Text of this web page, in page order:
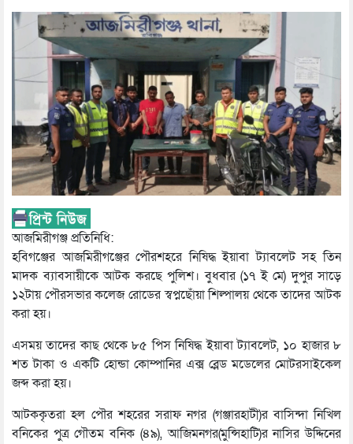
আজমিরীগঞ্জ প্রতিনিধি:
হবিগঞ্জের আজমিরীগঞ্জের পৌরশহরে নিষিদ্ধ ইয়াবা ট্যাবলেট সহ তিন
মাদক ব্যাবসায়ীকে আটক করছে পুলিশ। বুধবার (১৭ ই মে) দুপুর সাড়ে
১২টায় পৌরসভার কলেজ রোডের স্বপ্নছোঁয়া শিল্পালয় থেকে তাদের আটক
করা হয়।
এসময় তাদের কাছ থেকে ৮৫ পিস নিষিদ্ধ ইয়াবা ট্যাবলেট, ১০ হাজার ৮
শত টাকা ও একটি হোন্ডা কোম্পানির এক্স ব্লেড মডেলের মোটরসাইকেল
জব্দ করা হয়।
আটককৃতরা হল পৌর শহরের সরাফ নগর (গঞ্জারহাটী)র বাসিন্দা নিখিল
বনিকের পুত্র গৌতম বনিক (৪৯), আজিমনগর(মুন্সিহাটি)র নাসির উদ্দিনের